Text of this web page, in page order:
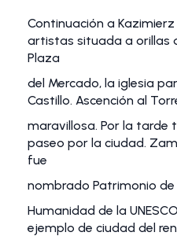
Continuación a
artistas situada a orillas
Plaza
del Mercado, la iglesia
Castillo. Ascención al
maravillosa. Por la tarde
paseo por la ciudad.
fue
nombrado Patrimonio de
Humanidad de la
ejemplo de ciudad del